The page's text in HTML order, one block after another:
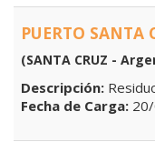
PUERTO SANTA
(SANTA CRUZ -
Descripción:
Fecha de Carga: